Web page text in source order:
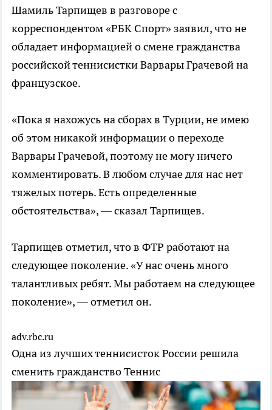
Шамиль Тарпищев в разговоре с
корреспондентом «РБК Спорт» заявил, что не
обладает информацией о смене гражданства
российской теннисистки Варвары Грачевой на
французское.
«Пока я нахожусь на сборах в Турции, не имею
об этом никакой информации о переходе
Варвары Грачевой, поэтому не могу ничего
комментировать. В любом случае для нас нет
тяжелых потерь. Есть определенные
обстоятельства», — сказал Тарпищев.
Тарпищев отметил, что в ФТР работают на
следующее поколение. «У нас очень много
талантливых ребят. Мы работаем на следующее
поколение», — отметил он.
adv.rbc.ru
Одна из лучших теннисисток России решила
сменить гражданствоТеннис